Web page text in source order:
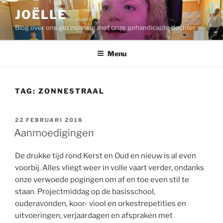
Ga
naar
inhoud
JOËLLE
Blog over ons gezinsleven met onze gehandicapte dochter
Menu
TAG: ZONNESTRAAL
GEPLAATST
OP
22 FEBRUARI 2018
Aanmoedigingen
De drukke tijd rond Kerst en Oud en nieuw is al even
voorbij. Alles vliegt weer in volle vaart verder, ondanks
onze verwoede pogingen om af en toe even stil te
staan. Projectmiddag op de basisschool,
ouderavonden, koor- viool en orkestrepetities en
uitvoeringen, verjaardagen en afspraken met